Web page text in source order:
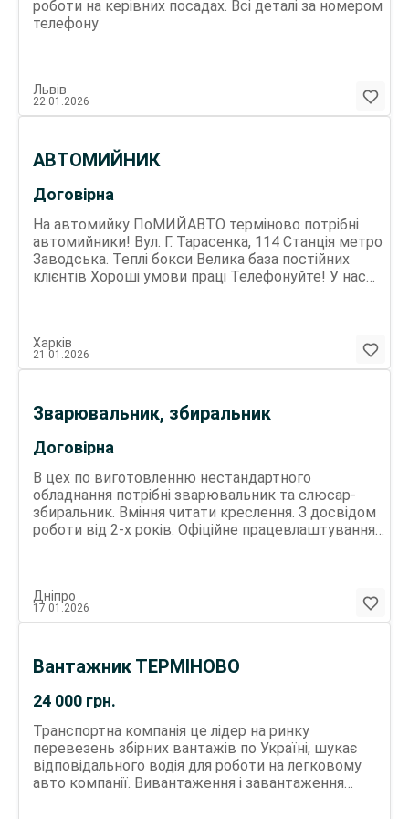
роботи на керівних посадах. Всі деталі за номером
телефону
Львів
22.01.2026
Договірна
АВТОМИЙНИК
На автомийку ПоМИЙАВТО терміново потрібні
автомийники! Вул. Г. Тарасенка, 114 Станція метро
Заводська. Теплі бокси Велика база постійних
клієнтів Хороші умови праці Телефонуйте! У нас
Харків
21.01.2026
Договірна
Зварювальник, збиральник
В цех по виготовленню нестандартного
обладнання потрібні зварювальник та слюсар-
збиральник. Вміння читати креслення. З досвідом
роботи від 2-х років. Офіційне працевлаштування,
Дніпро
17.01.2026
24 000 грн.
Вантажник ТЕРМІНОВО
Транспортна компанія це лідер на ринку
перевезень збірних вантажів по Україні, шукає
відповідального водія для роботи на легковому
авто компанії. Вивантаження і завантаження